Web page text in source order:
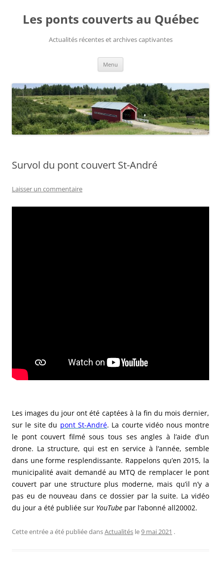
contenu
Les ponts couverts au Québec
Actualités récentes et archives captivantes
Menu
Survol du pont couvert St-André
Laisser un commentaire
Les images du jour ont été captées à la fin du mois dernier,
sur le site du pont St-André. La courte vidéo nous montre
le pont couvert filmé sous tous ses angles à l’aide d’un
drone. La structure, qui est en service à l’année, semble
dans une forme resplendissante. Rappelons qu’en 2015, la
municipalité avait demandé au MTQ de remplacer le pont
couvert par une structure plus moderne, mais qu’il n’y a
pas eu de nouveau dans ce dossier par la suite. La vidéo
du jour a été publiée sur YouTube par l’abonné all20002.
Cette entrée a été publiée dansActualités le9 mai 2021 .